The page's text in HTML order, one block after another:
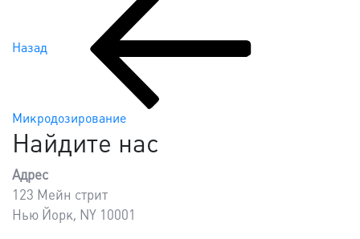
Навигация
по
записям
Назад
Микродозирование
Найдите нас
Адрес
123 Мейн стрит
Нью Йорк, NY 10001